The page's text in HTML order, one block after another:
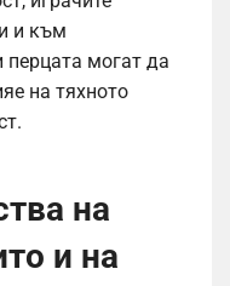
и към
перцата могат да
на тяхното
на
и на